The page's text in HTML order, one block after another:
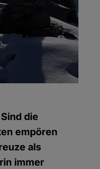
die
empören
als
immer